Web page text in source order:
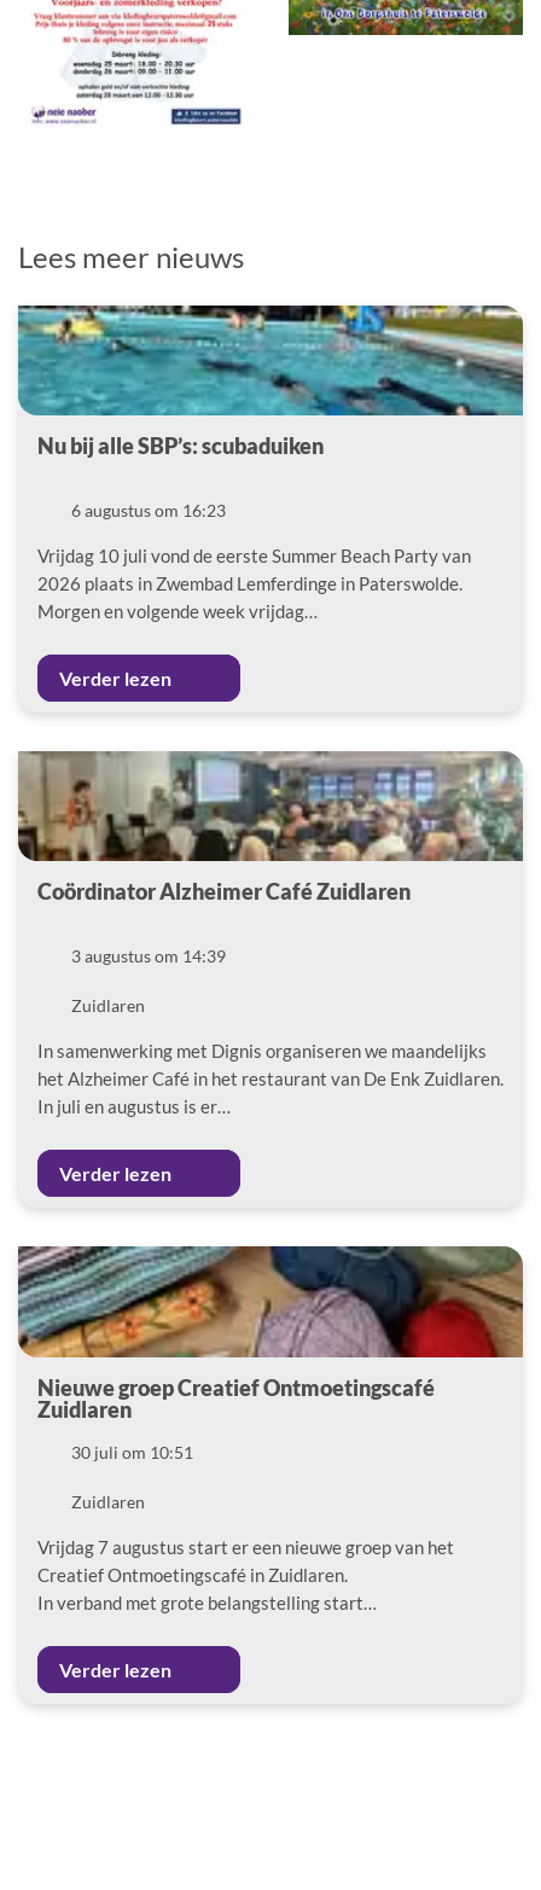
Lees meer nieuws
Nu bij alle SBP’s: scubaduiken
Datum6 augustus om 16:23
Vrijdag 10 juli vond de eerste Summer Beach Party van
2026 plaats in Zwembad Lemferdinge in Paterswolde.
Morgen en volgende week vrijdag…
Verder lezen
Coördinator Alzheimer Café Zuidlaren
Datum3 augustus om 14:39
LocatieZuidlaren
In samenwerking met Dignis organiseren we maandelijks
het Alzheimer Café in het restaurant van De Enk Zuidlaren.
In juli en augustus is er…
Verder lezen
Nieuwe groep Creatief Ontmoetingscafé
Zuidlaren
Datum30 juli om 10:51
LocatieZuidlaren
Vrijdag 7 augustus start er een nieuwe groep van het
Creatief Ontmoetingscafé in Zuidlaren.
In verband met grote belangstelling start…
Verder lezen